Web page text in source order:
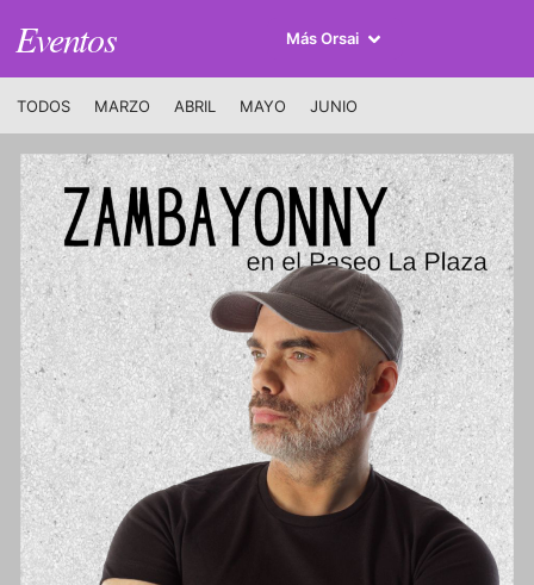
Eventos Más Orsai
TODOS MARZO ABRIL MAYO JUNIO